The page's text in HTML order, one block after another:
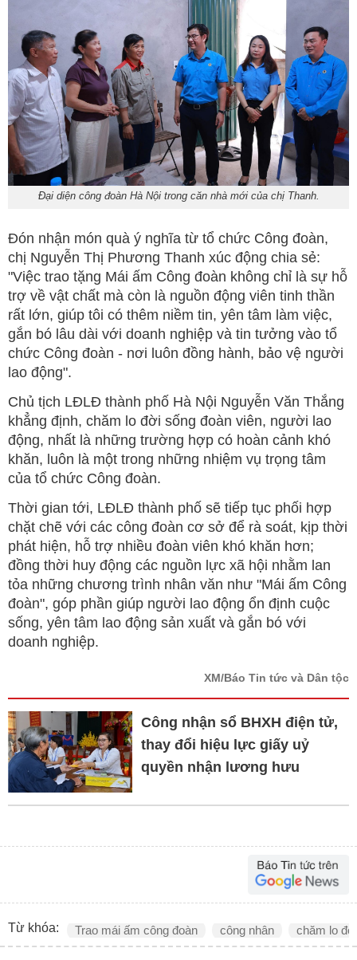
Đại diện công đoàn Hà Nội trong căn nhà mới của chị Thanh.
Đón nhận món quà ý nghĩa từ tổ chức Công đoàn,
chị Nguyễn Thị Phương Thanh xúc động chia sẻ:
"Việc trao tặng Mái ấm Công đoàn không chỉ là sự hỗ
trợ về vật chất mà còn là nguồn động viên tinh thần
rất lớn, giúp tôi có thêm niềm tin, yên tâm làm việc,
gắn bó lâu dài với doanh nghiệp và tin tưởng vào tổ
chức Công đoàn - nơi luôn đồng hành, bảo vệ người
lao động".
Chủ tịch LĐLĐ thành phố Hà Nội Nguyễn Văn Thắng
khẳng định, chăm lo đời sống đoàn viên, người lao
động, nhất là những trường hợp có hoàn cảnh khó
khăn, luôn là một trong những nhiệm vụ trọng tâm
của tổ chức Công đoàn.
Thời gian tới, LĐLĐ thành phố sẽ tiếp tục phối hợp
chặt chẽ với các công đoàn cơ sở để rà soát, kịp thời
phát hiện, hỗ trợ nhiều đoàn viên khó khăn hơn;
đồng thời huy động các nguồn lực xã hội nhằm lan
tỏa những chương trình nhân văn như "Mái ấm Công
đoàn", góp phần giúp người lao động ổn định cuộc
sống, yên tâm lao động sản xuất và gắn bó với
doanh nghiệp.
XM/Báo Tin tức và Dân tộc
Công nhận sổ BHXH điện tử,
thay đổi hiệu lực giấy uỷ
quyền nhận lương hưu
Từ khóa: Trao mái ấm công đoàn công nhân chăm lo